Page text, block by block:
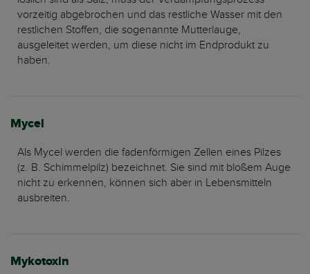
vorzeitig abgebrochen und das restliche Wasser mit den
restlichen Stoffen, die sogenannte Mutterlauge,
ausgeleitet werden, um diese nicht im Endprodukt zu
haben.
Mycel
Als Mycel werden die fadenförmigen Zellen eines Pilzes
(z. B. Schimmelpilz) bezeichnet. Sie sind mit bloßem Auge
nicht zu erkennen, können sich aber in Lebensmitteln
ausbreiten.
Mykotoxin